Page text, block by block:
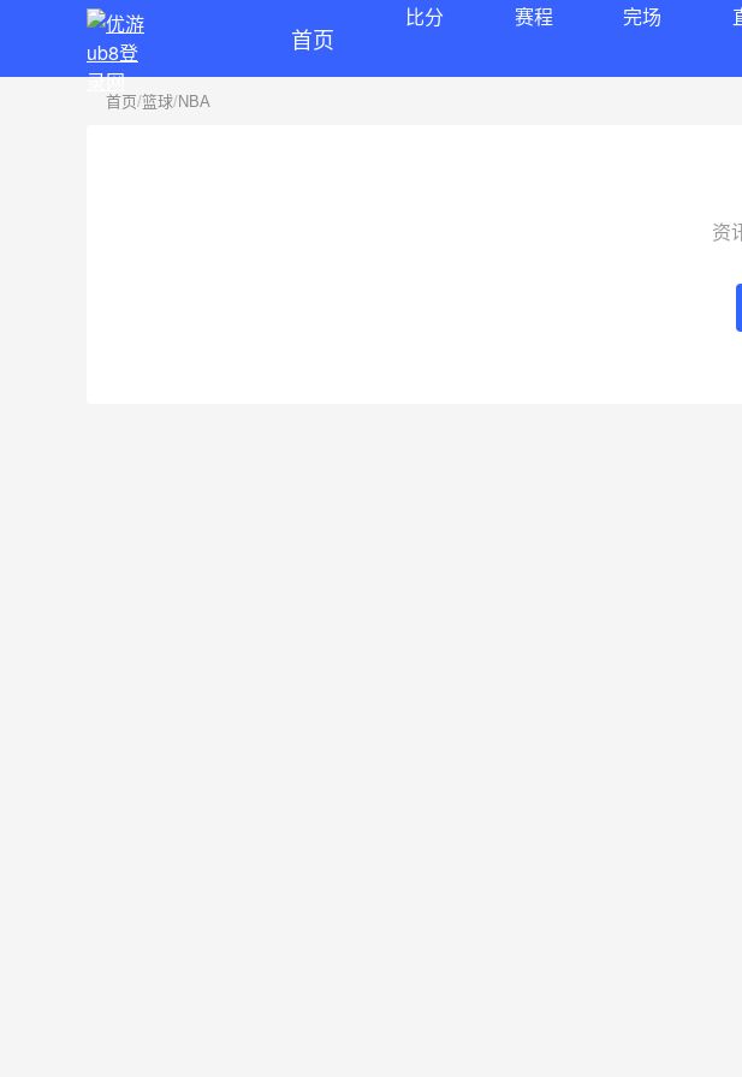
首页
比分 赛程 完场
首页/篮球/NBA
资